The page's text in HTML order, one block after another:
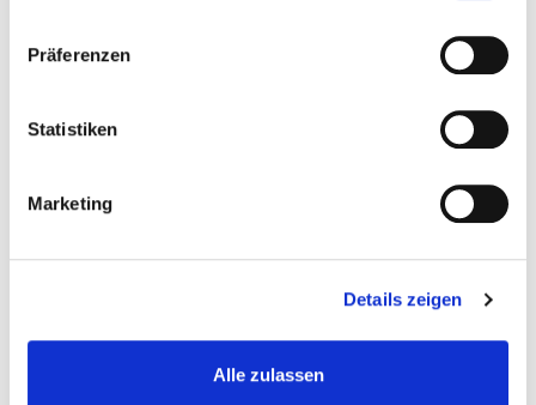
Präferenzen
Statistiken
Marketing
Details zeigen
Alle zulassen
Kommentare (15)
Sortieren nach